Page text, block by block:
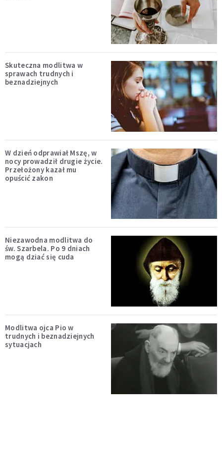
Skuteczna modlitwa w
sprawach trudnych i
beznadziejnych
W dzień odprawiał Mszę, w
nocy prowadził drugie życie.
Przełożony kazał mu
opuścić zakon
Niezawodna modlitwa do
św. Szarbela. Po 9 dniach
mogą dziać się cuda
Modlitwa ojca Pio w
trudnych i beznadziejnych
sytuacjach